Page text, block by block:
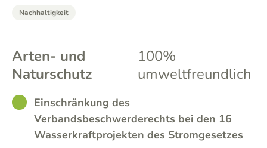
Nachhaltigkeit
Arten- und
Naturschutz
100%
umweltfreundlich
GOODEinschränkung des
Verbandsbeschwerderechts bei den 16
Wasserkraftprojekten des Stromgesetzes